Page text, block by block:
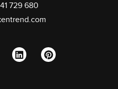
729 680